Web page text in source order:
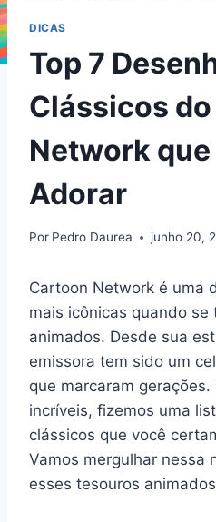
DICAS
Top 7
Clássicos
Network que
Adorar
Por Pedro Daurea junho 20,
Cartoon Network é uma
mais icônicas quando
animados. Desde sua
emissora tem sido um
que marcaram
incríveis, fizemos uma
clássicos que você
Vamos mergulhar nessa
esses tesouros